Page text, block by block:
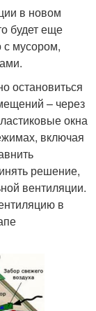
в новом
будет еще
с мусором,
остановиться
– через
окна
включая
решение,
вентиляции.
в